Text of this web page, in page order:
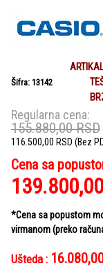
Šifra: 13142
Regularna cena:
155.880,00RSD
116.500,00 RSD (Bez
Cena sa
139.800,00
*Cena sa popustom
virmanom (preko
Ušteda :